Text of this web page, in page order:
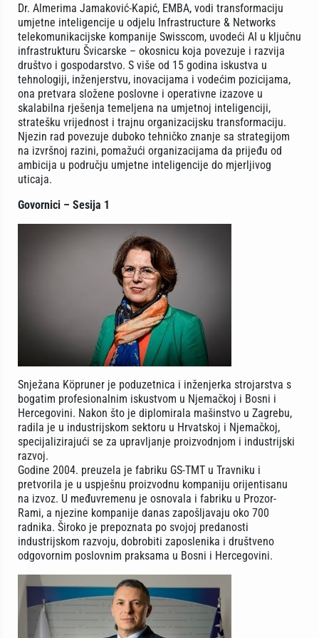
Dr. Almerima Jamaković-Kapić, EMBA, vodi transformaciju
umjetne inteligencije u odjelu Infrastructure & Networks
telekomunikacijske kompanije Swisscom, uvodeći AI u ključnu
infrastrukturu Švicarske – okosnicu koja povezuje i razvija
društvo i gospodarstvo. S više od 15 godina iskustva u
tehnologiji, inženjerstvu, inovacijama i vodećim pozicijama,
ona pretvara složene poslovne i operativne izazove u
skalabilna rješenja temeljena na umjetnoj inteligenciji,
stratešku vrijednost i trajnu organizacijsku transformaciju.
Njezin rad povezuje duboko tehničko znanje sa strategijom
na izvršnoj razini, pomažući organizacijama da prijeđu od
ambicija u području umjetne inteligencije do mjerljivog
uticaja.
Govornici – Sesija 1
Snježana Köpruner je poduzetnica i inženjerka strojarstva s
bogatim profesionalnim iskustvom u Njemačkoj i Bosni i
Hercegovini. Nakon što je diplomirala mašinstvo u Zagrebu,
radila je u industrijskom sektoru u Hrvatskoj i Njemačkoj,
specijalizirajući se za upravljanje proizvodnjom i industrijski
razvoj.
Godine 2004. preuzela je fabriku GS-TMT u Travniku i
pretvorila je u uspješnu proizvodnu kompaniju orijentisanu
na izvoz. U međuvremenu je osnovala i fabriku u Prozor-
Rami, a njezine kompanije danas zapošljavaju oko 700
radnika. Široko je prepoznata po svojoj predanosti
industrijskom razvoju, dobrobiti zaposlenika i društveno
odgovornim poslovnim praksama u Bosni i Hercegovini.